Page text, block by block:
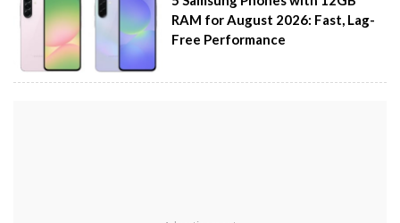
RAM for August 2026: Fast, Lag-
Free Performance